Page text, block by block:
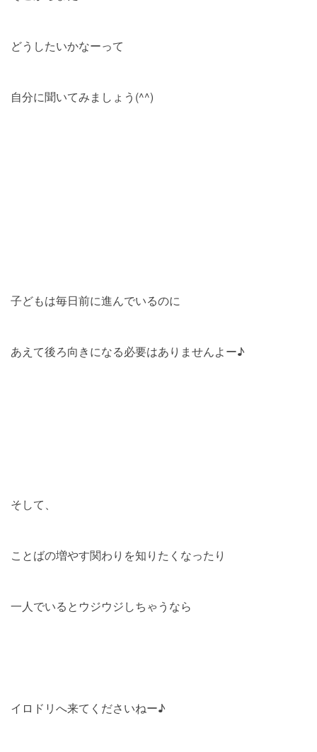
どうしたいかなーって
自分に聞いてみましょう(^^)
子どもは毎日前に進んでいるのに
あえて後ろ向きになる必要はありませんよー♪
そして、
ことばの増やす関わりを知りたくなったり
一人でいるとウジウジしちゃうなら
イロドリへ来てくださいねー♪